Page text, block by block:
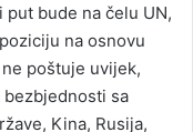
put bude na čelu UN,
na osnovu
poštuje uvijek,
bezbjednosti sa
Kina, Rusija,